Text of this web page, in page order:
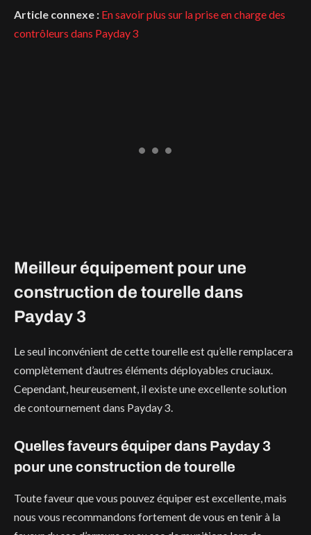
Article connexe : En savoir plus sur la prise en charge des
contrôleurs dans Payday 3
Meilleur équipement pour une
construction de tourelle dans
Payday 3
Le seul inconvénient de cette tourelle est qu’elle remplacera
complètement d’autres éléments déployables cruciaux.
Cependant, heureusement, il existe une excellente solution
de contournement dans Payday 3.
Quelles faveurs équiper dans Payday 3
pour une construction de tourelle
Toute faveur que vous pouvez équiper est excellente, mais
nous vous recommandons fortement de vous en tenir à la